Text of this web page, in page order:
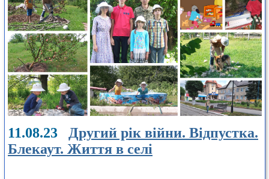
11.08.23 Другий рік війни. Відпустка.
Блекаут. Життя в селі